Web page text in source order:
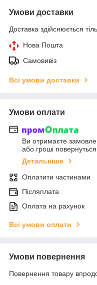
Умови доставки
Доставка здійснюється
Нова Пошта
Самовивіз
Всі умови доставки
Умови оплати
Ви отримаєте
або гроші
Детальніше
Оплатити частинами
Післяплата
Оплата на рахунок
Всі умови оплати
Умови повернення
Повернення товару